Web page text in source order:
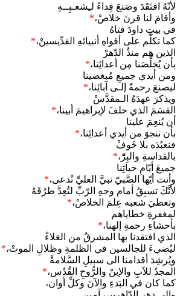
لأنّهُ افتَقَدَ وصَنعَ فِداءً لـِشعـبِــهِ
وأقامَ لنا قرنَ خلاصْ،*
في بيتِ داودَ فتاهُ
كما تكلَّم على أفواهِ أنبيائهِ القدِّيسينْ،*
الذين هم منذُ الدّهرْ
بأن يُخلِّصَنا مِن أعدائِنا،*
ومن أيدي جميعِ مُبغضينا
ليصنعَ رحمةً إلـى آبائِنا،*
ويذكرَ عهدَهُ الـمقدَّسْ
القسَمَ الذي حلفَ لإبراهيمَ أبينا،*
أن يُنعِمَ علينا
بأن ننجوَ من أيدي أعدائِنا،*
فنعبُدَه بلا خَوفْ
بالقداسةِ والبِرّْ،*
جميعَ أيّامِ حياتِنا
وأنت أيّها الصَّبيّ نبيَّ العليِّ تُدعى،*
لأنَّكَ تسبِقُ أمام وجهِ الرّبِّ لتُعِدَّ طرُقَهُ
وتعطيَ شعبه عِلمَ الخلاصْ،*
لمغفرةِ خطاياهم
بأحشاءِ رحمةِ إلهنا،*
الذي افتقدنا بها المشرقُ من العَلاءْ
ليُضيءَ للجالسين في الظلمةِ وظلالِ الموتْ،*
ويُرشِدَ أقدامنا الى سبيلِ السَّلامةْ
المجدُ للآبِ والإبنْ والرُّوحِ القُدُس،*
كما كان في البَدءِ والآنَ وكلِّ أوان،